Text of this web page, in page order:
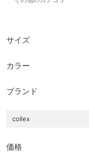
パンツ
ワンピース・ドレス
スカート
ーオール
サイズ
M
XL
カラー
ブランド
collex
価格